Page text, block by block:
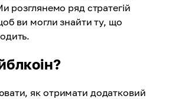
розглянемо ряд стратегій
ви могли знайти ту, що
як отримати додатковий